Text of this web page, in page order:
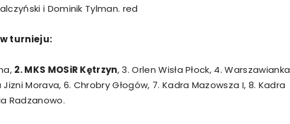
i Dominik Tylman. red
turnieju:
2. MKS MOSiR Kętrzyn, 3. Orlen Wisła Płock, 4. Warszawianka
Morava, 6. Chrobry Głogów, 7. Kadra Mazowsza I, 8. Kadra
Radzanowo.